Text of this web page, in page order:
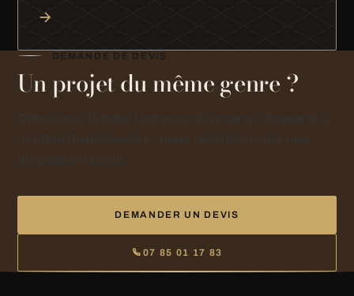
DEMANDE DE DEVIS
Un projet du même genre ?
DEMANDER UN DEVIS
07 85 01 17 83